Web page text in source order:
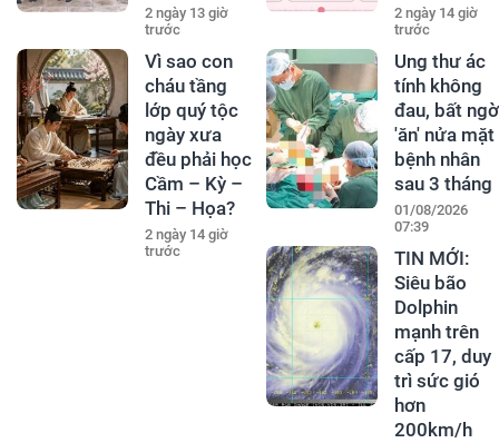
2 ngày 13 giờ
trước
2 ngày 14 giờ
trước
Vì sao con
cháu tầng
lớp quý tộc
ngày xưa
đều phải học
Cầm – Kỳ –
Thi – Họa?
2 ngày 14 giờ
trước
Ung thư ác
tính không
đau, bất ngờ
'ăn' nửa mặt
bệnh nhân
sau 3 tháng
01/08/2026
07:39
TIN MỚI:
Siêu bão
Dolphin
mạnh trên
cấp 17, duy
trì sức gió
hơn
200km/h